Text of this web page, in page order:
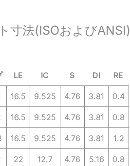
寸法(ISOおよびANSI)
LE IC S DI RE
16.5 9.525 4.76 3.81 0.4
16.5 9.525 4.76 3.81 0.8
16.5 9.525 4.76 3.81 1.2
22 12.7 4.76 5.16 0.8